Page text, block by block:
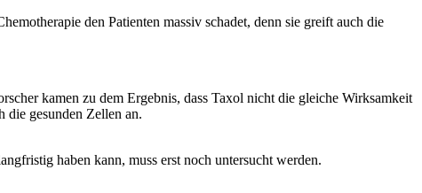
den Patienten massiv schadet, denn sie greift auch die
kamen zu dem Ergebnis, dass Taxol nicht die gleiche Wirksamkeit
gesunden Zellen an.
haben kann, muss erst noch untersucht werden.